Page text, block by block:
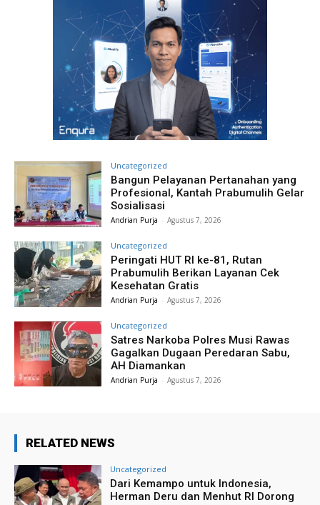
Uncategorized
Bangun Pelayanan Pertanahan yang
Profesional, Kantah Prabumulih Gelar
Sosialisasi
Andrian Purja - Agustus 7, 2026
Uncategorized
Peringati HUT RI ke-81, Rutan
Prabumulih Berikan Layanan Cek
Kesehatan Gratis
Andrian Purja - Agustus 7, 2026
Uncategorized
Satres Narkoba Polres Musi Rawas
Gagalkan Dugaan Peredaran Sabu,
AH Diamankan
Andrian Purja - Agustus 7, 2026
RELATED NEWS
Uncategorized
Dari Kemampo untuk Indonesia,
Herman Deru dan Menhut RI Dorong